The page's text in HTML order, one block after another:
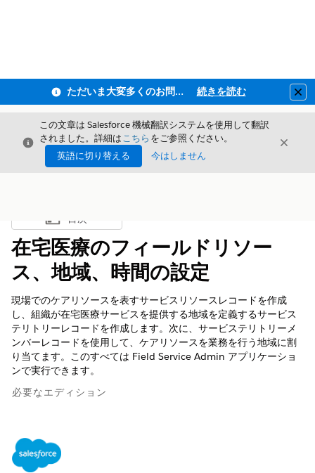
ただいま大変多くのお問い合わせをいただいており、ご連絡までにお時間を頂戴しております 続きを読む
閉じる
この文章は Salesforce 機械翻訳システムを使用して翻訳
されました。詳細はこちら をご参照ください。
英語に切り替える
今はしません
閉じる
目次を表示
目次
在宅医療のフィールドリソー
ス、地域、時間の設定
現場でのケアリソースを表すサービスリソースレコードを作成
し、組織が在宅医療サービスを提供する地域を定義するサービス
テリトリーレコードを作成します。次に、サービステリトリーメ
ンバーレコードを使用して、ケアリソースを業務を行う地域に割
り当てます。このすべては Field Service Admin アプリケーショ
ンで実行できます。
必要なエディション
ンライセンスがある
Edition